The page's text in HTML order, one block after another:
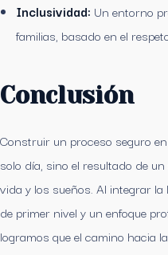
Inclusividad: Un entorno
familias, basado en el
Conclusión
Construir un proceso seguro
solo día, sino el resultado de
vida y los sueños. Al integrar
de primer nivel y un enfoque
logramos que el camino hacia